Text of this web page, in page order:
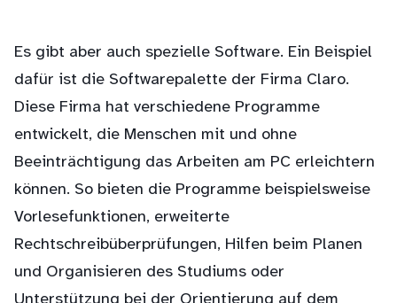
Es gibt aber auch spezielle Software. Ein Beispiel
dafür ist die Softwarepalette der Firma Claro.
Diese Firma hat verschiedene Programme
entwickelt, die Menschen mit und ohne
Beeinträchtigung das Arbeiten am PC erleichtern
können. So bieten die Programme beispielsweise
Vorlesefunktionen, erweiterte
Rechtschreibüberprüfungen, Hilfen beim Planen
und Organisieren des Studiums oder